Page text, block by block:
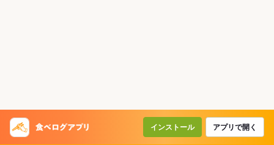
インストール アプリで開く